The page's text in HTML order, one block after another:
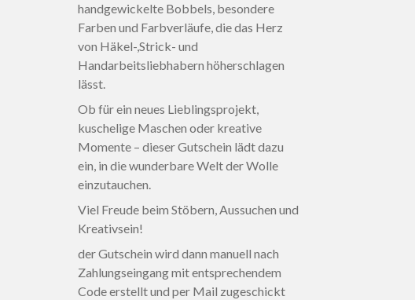
handgewickelte Bobbels, besondere
Farben und Farbverläufe, die das Herz
von Häkel-,Strick- und
Handarbeitsliebhabern höherschlagen
lässt.
Ob für ein neues Lieblingsprojekt,
kuschelige Maschen oder kreative
Momente – dieser Gutschein lädt dazu
ein, in die wunderbare Welt der Wolle
einzutauchen.
Viel Freude beim Stöbern, Aussuchen und
Kreativsein!
der Gutschein wird dann manuell nach
Zahlungseingang mit entsprechendem
Code erstellt und per Mail zugeschickt